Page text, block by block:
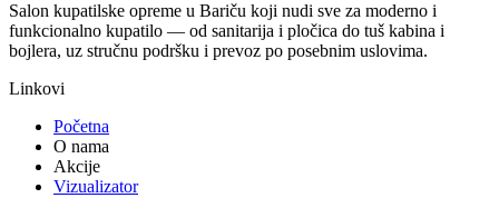
Salon kupatilske opreme u Bariču koji nudi sve za moderno i
funkcionalno kupatilo — od sanitarija i pločica do tuš kabina i
bojlera, uz stručnu podršku i prevoz po posebnim uslovima.
Linkovi
Početna
O nama
Akcije
Vizualizator